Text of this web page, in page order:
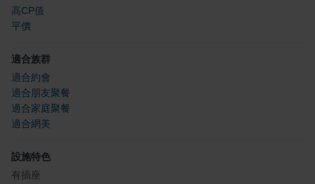
高CP值
平價
適合族群
適合約會
適合朋友聚餐
適合家庭聚餐
適合網美
設施特色
有插座